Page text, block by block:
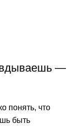
—
понять, что
быть